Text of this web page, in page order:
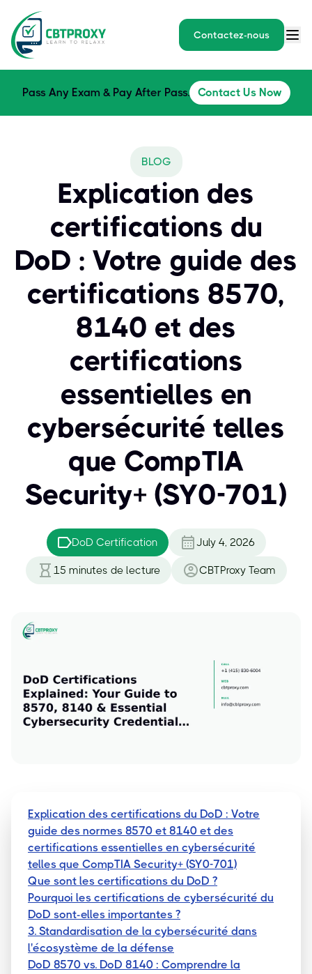
Contactez-nous
Pass Any Exam & Pay After Pass. Contact Us Now
BLOG
Explication des
certifications du
DoD : Votre guide des
certifications 8570,
8140 et des
certifications
essentielles en
cybersécurité telles
que CompTIA
Security+ (SY0-701)
DoD Certification July 4, 2026
15 minutes de lecture CBTProxy Team
Explication des certifications du DoD : Votre
guide des normes 8570 et 8140 et des
certifications essentielles en cybersécurité
telles que CompTIA Security+ (SY0-701)
Que sont les certifications du DoD ?
Pourquoi les certifications de cybersécurité du
DoD sont-elles importantes ?
3. Standardisation de la cybersécurité dans
l'écosystème de la défense
DoD 8570 vs. DoD 8140 : Comprendre la